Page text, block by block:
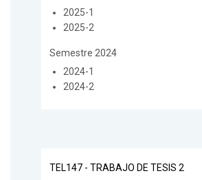
2025-1
2025-2
Semestre 2024
2024-1
2024-2
TEL147 - TRABAJO DE TESIS 2